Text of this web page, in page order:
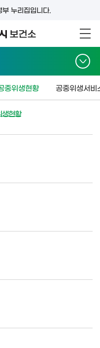
누리집입니다.
중위생현황 공중위생서비
생현황